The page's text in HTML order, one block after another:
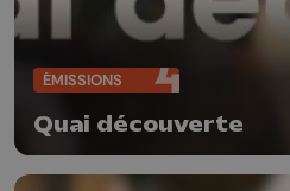
ÉMISSIONS
Quai découverte